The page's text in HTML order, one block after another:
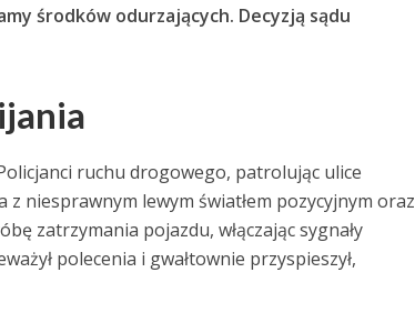
środków odurzających. Decyzją sądu
ruchu drogowego, patrolując ulice
niesprawnym lewym światłem pozycyjnym oraz
zatrzymania pojazdu, włączając sygnały
polecenia i gwałtownie przyspieszył,